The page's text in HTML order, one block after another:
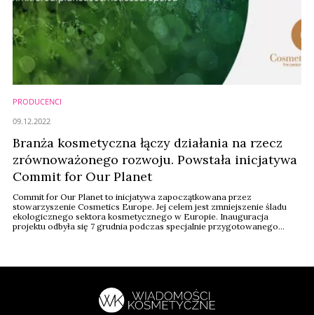
PRODUCENCI
Branża kosmetyczna łączy działania na rzecz
zrównoważonego rozwoju. Powstała inicjatywa
Commit for Our Planet
Commit for Our Planet to inicjatywa zapoczątkowana przez
stowarzyszenie Cosmetics Europe. Jej celem jest zmniejszenie śladu
ekologicznego sektora kosmetycznego w Europie. Inauguracja
projektu odbyła się 7 grudnia podczas specjalnie przygotowanego
09.12.2022